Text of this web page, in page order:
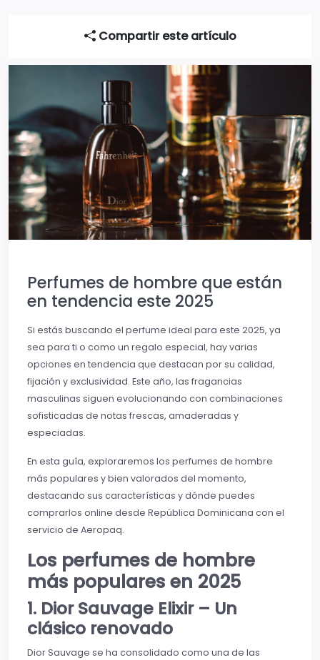
Compartir este artículo
Perfumes de hombre que están
en tendencia este 2025
Si estás buscando el perfume ideal para este 2025, ya
sea para ti o como un regalo especial, hay varias
opciones en tendencia que destacan por su calidad,
fijación y exclusividad. Este año, las fragancias
masculinas siguen evolucionando con combinaciones
sofisticadas de notas frescas, amaderadas y
especiadas.
En esta guía, exploraremos los perfumes de hombre
más populares y bien valorados del momento,
destacando sus características y dónde puedes
comprarlos online desde República Dominicana con el
servicio de Aeropaq.
Los perfumes de hombre
más populares en 2025
1. Dior Sauvage Elixir – Un
clásico renovado
Dior Sauvage se ha consolidado como una de las